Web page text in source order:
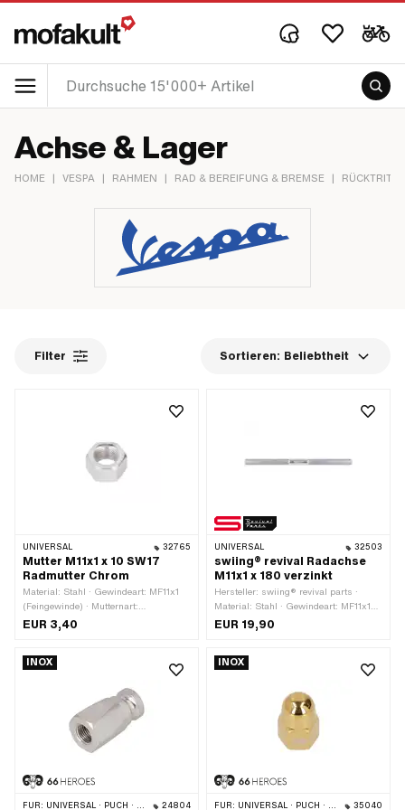
Achse & Lager
HOME | VESPA | RAHMEN | RAD & BEREIFUNG & BREMSE |
Filter Sortieren: Beliebtheit
UNIVERSAL 32765
Mutter M11x1 x 10 SW17
Radmutter Chrom
Material: Stahl · Gewindeart: MF11x1
(Feingewinde) · Mutternart:
Sechskantmutter · Höhe: 10 mm ·
Oberfläche: verchromt ·
Anwendungsbereich: Custom
EUR 3,40
UNIVERSAL 32503
swiing® revival Radachse
M11x1 x 180 verzinkt
Hersteller: swiing® revival parts ·
Material: Stahl · Gewindeart: MF11x1
(Feingewinde) · Oberfläche: verzinkt
mm · Gewindelänge: 75 mm
EUR 19,90
INOX
FÜR: UNIVERSAL · PUCH · SACHS · ZÜNDAPP BELMONDO · CILO 24804
INOX
FÜR: UNIVERSAL · PUCH · PEUGEOT 35040